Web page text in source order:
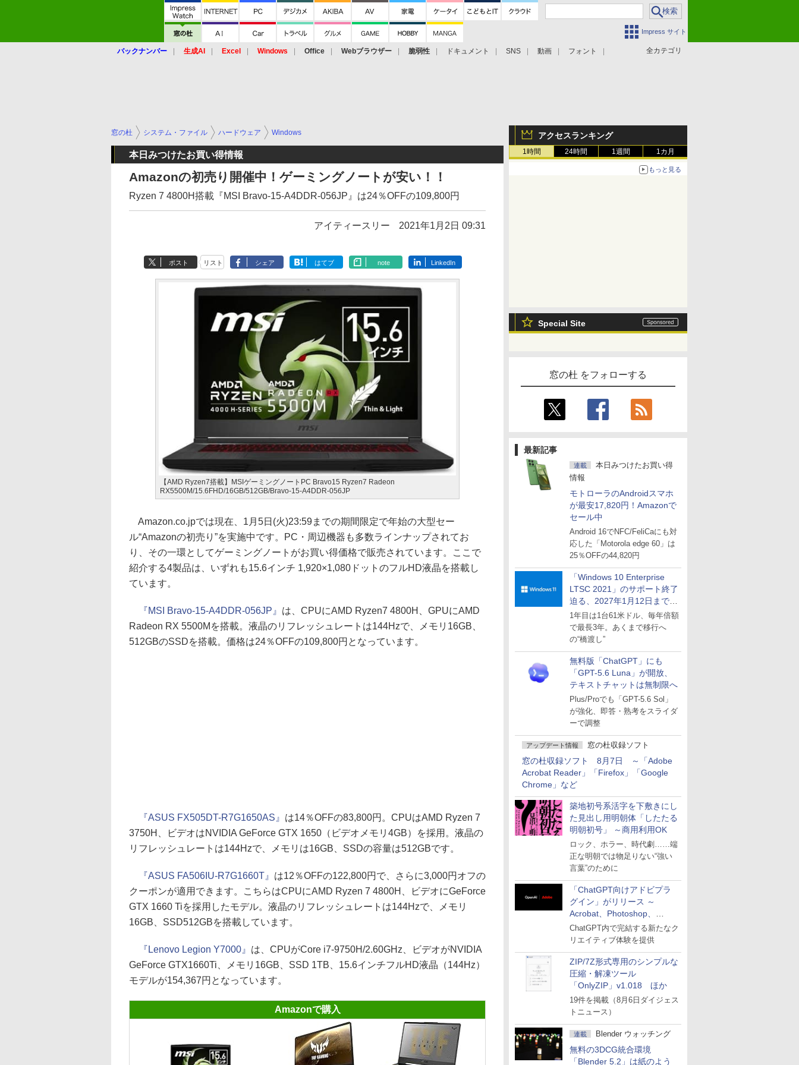
Impress サイト
全カテゴリ
バックナンバー 生成AI Excel Windows Office Webブラウザー 脆弱性 ドキュメント SNS 動画 フォント
アクセスランキング
1時間 24時間 1週間 1カ月
もっと見る
Special Site
窓の杜 をフォローする
最新記事
連載
本日みつけたお買い得
情報
モトローラのAndroidスマホ
が最安17,820円！Amazonで
セール中
Android 16でNFC/FeliCaにも対
応した「Motorola edge 60」は
25％OFFの44,820円
「Windows 10 Enterprise
LTSC 2021」のサポート終了
迫る、2027年1月12日まで
～ESUは9月1日から販売
1年目は1台61米ドル、毎年倍額
で最長3年。あくまで移行へ
の“橋渡し”
無料版「ChatGPT」にも
「GPT-5.6 Luna」が開放、
テキストチャットは無制限へ
Plus/Proでも「GPT-5.6 Sol」
が強化、即答・熟考をスライダ
ーで調整
アップデート情報 窓の杜収録ソフト
窓の杜収録ソフト 8月7日 ～「Adobe
Acrobat Reader」「Firefox」「Google
Chrome」など
築地初号系活字を下敷きにし
た見出し用明朝体「したたる
明朝初号」 ～商用利用OK
ロック、ホラー、時代劇……端
正な明朝では物足りない“強い
言葉”のために
「ChatGPT向けアドビプラ
グイン」がリリース ～
Acrobat、Photoshop、
Premiereなどの機能を1つの
プラグインに統合
ChatGPT内で完結する新たなク
リエイティブ体験を提供
ZIP/7Z形式専用のシンプルな
圧縮・解凍ツール
「OnlyZIP」v1.018 ほか
19件を掲載（8月6日ダイジェス
トニュース）
連載 Blender ウォッチング
無料の3DCG統合環境
「Blender 5.2」は紙のよう
窓の杜 システム・ファイル ハードウェア Windows
本日みつけたお買い得情報
Amazonの初売り開催中！ゲーミングノートが安い！！
Ryzen 7 4800H搭載『MSI Bravo-15-A4DDR-056JP』は24％OFFの109,800円
アイティースリー 2021年1月2日 09:31
ポスト リスト シェア はてブ note LinkedIn
【AMD Ryzen7搭載】MSIゲーミングノートPC Bravo15 Ryzen7 Radeon
RX5500M/15.6FHD/16GB/512GB/Bravo-15-A4DDR-056JP
Amazon.co.jpでは現在、1月5日(火)23:59までの期間限定で年始の大型セー
ル“Amazonの初売り”を実施中です。PC・周辺機器も多数ラインナップされてお
り、その一環としてゲーミングノートがお買い得価格で販売されています。ここで
紹介する4製品は、いずれも15.6インチ 1,920×1,080ドットのフルHD液晶を搭載し
ています。
『MSI Bravo-15-A4DDR-056JP』 は、CPUにAMD Ryzen7 4800H、GPUにAMD
Radeon RX 5500Mを搭載。液晶のリフレッシュレートは144Hzで、メモリ16GB、
512GBのSSDを搭載。価格は24％OFFの109,800円となっています。
『ASUS FX505DT-R7G1650AS』 は14％OFFの83,800円。CPUはAMD Ryzen 7
3750H、ビデオはNVIDIA GeForce GTX 1650（ビデオメモリ4GB）を採用。液晶の
リフレッシュレートは144Hzで、メモリは16GB、SSDの容量は512GBです。
『ASUS FA506IU-R7G1660T』 は12％OFFの122,800円で、さらに3,000円オフの
クーポンが適用できます。こちらはCPUにAMD Ryzen 7 4800H、ビデオにGeForce
GTX 1660 Tiを採用したモデル。液晶のリフレッシュレートは144Hzで、メモリ
16GB、SSD512GBを搭載しています。
『Lenovo Legion Y7000』 は、CPUがCore i7-9750H/2.60GHz、ビデオがNVIDIA
GeForce GTX1660Ti、メモリ16GB、SSD 1TB、15.6インチフルHD液晶（144Hz）
モデルが154,367円となっています。
Amazonで購入